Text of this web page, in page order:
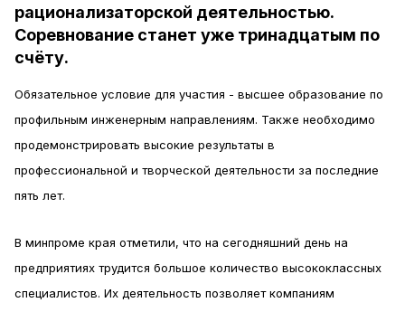
рационализаторской деятельностью.
Соревнование станет уже тринадцатым по
счёту.
Обязательное условие для участия - высшее образование по
профильным инженерным направлениям. Также необходимо
продемонстрировать высокие результаты в
профессиональной и творческой деятельности за последние
пять лет.
В минпроме края отметили, что на сегодняшний день на
предприятиях трудится большое количество высококлассных
специалистов. Их деятельность позволяет компаниям